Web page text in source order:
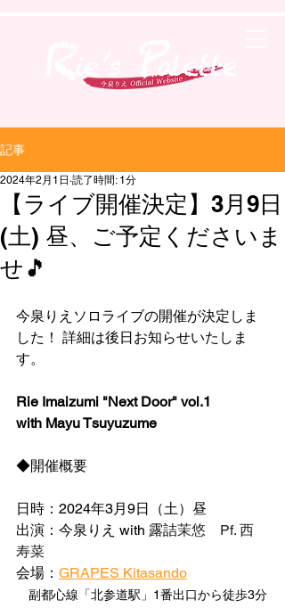
記事
【ライブ開催決定】3月9日
(土) 昼、ご予定くださいま
せ🎵
2024年2月1日 読了時間: 1分
今泉りえソロライブの開催が決定しま
した！ 詳細は後日お知らせいたしま
す。
Rie Imaizumi "Next Door" vol.1
with Mayu Tsuyuzume
◆開催概要
日時：2024年3月9日（土）昼
出演：今泉りえ with 露詰茉悠　Pf. 西
寿菜
会場： GRAPES Kitasando
副都心線「北参道駅」1番出口から徒歩3分